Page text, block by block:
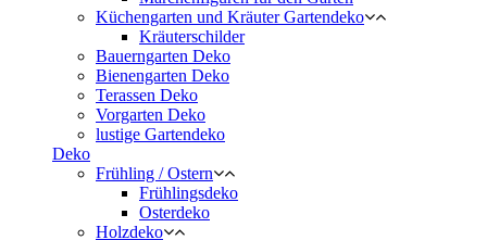
Küchengarten und Kräuter Gartendeko
Kräuterschilder
Bauerngarten Deko
Bienengarten Deko
Terassen Deko
Vorgarten Deko
lustige Gartendeko
Deko
Frühling / Ostern
Frühlingsdeko
Osterdeko
Holzdeko